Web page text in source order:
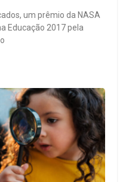
um prêmio da NASA
Educação 2017 pela